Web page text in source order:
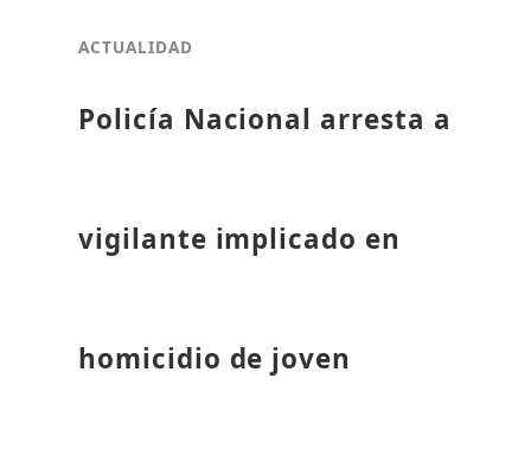
ACTUALIDAD
Policía Nacional arresta a
vigilante implicado en
homicidio de joven